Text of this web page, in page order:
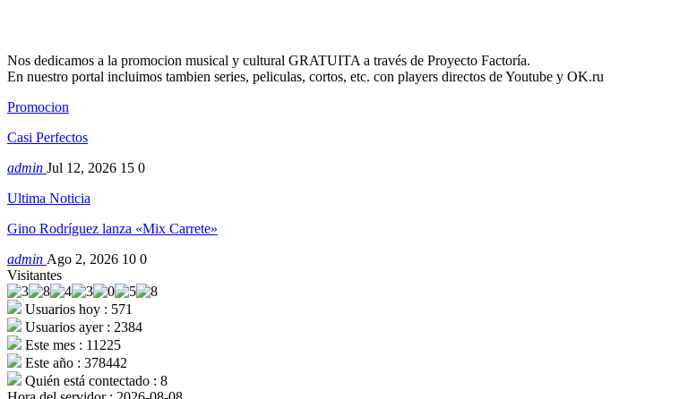
Nos dedicamos a la promocion musical y cultural GRATUITA a través de Proyecto Factoría.
En nuestro portal incluimos tambien series, peliculas, cortos, etc. con players directos de Youtube y OK.ru
Promocion
Casi Perfectos
admin Jul 12, 2026 15 0
Ultima Noticia
Gino Rodríguez lanza «Mix Carrete»
admin Ago 2, 2026 10 0
Visitantes
Usuarios hoy : 571
Usuarios ayer : 2384
Este mes : 11225
Este año : 378442
Quién está contectado : 8